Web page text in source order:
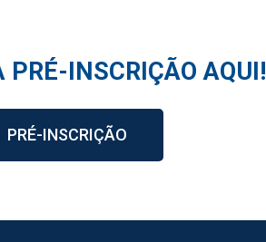
INSCRIÇÃO AQUI!
PRÉ-INSCRIÇÃO